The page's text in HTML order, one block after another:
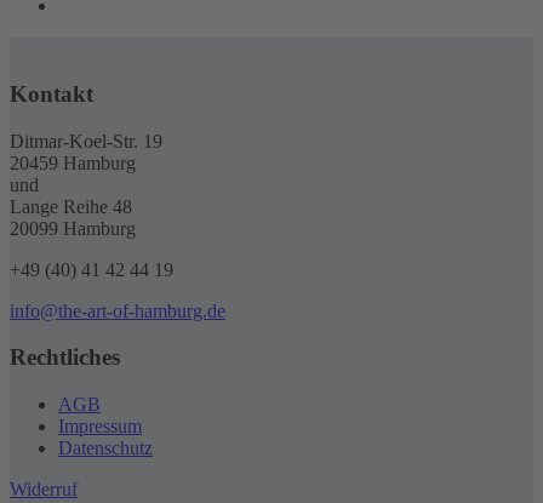
Kontakt
Ditmar-Koel-Str. 19
20459 Hamburg
und
Lange Reihe 48
20099 Hamburg
+49 (40) 41 42 44 19
info@the-art-of-hamburg.de
Rechtliches
AGB
Impressum
Datenschutz
Widerruf